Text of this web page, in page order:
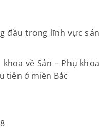
đầu trong lĩnh vực sản
về Sản – Phụ khoa
tiên ở miền Bắc